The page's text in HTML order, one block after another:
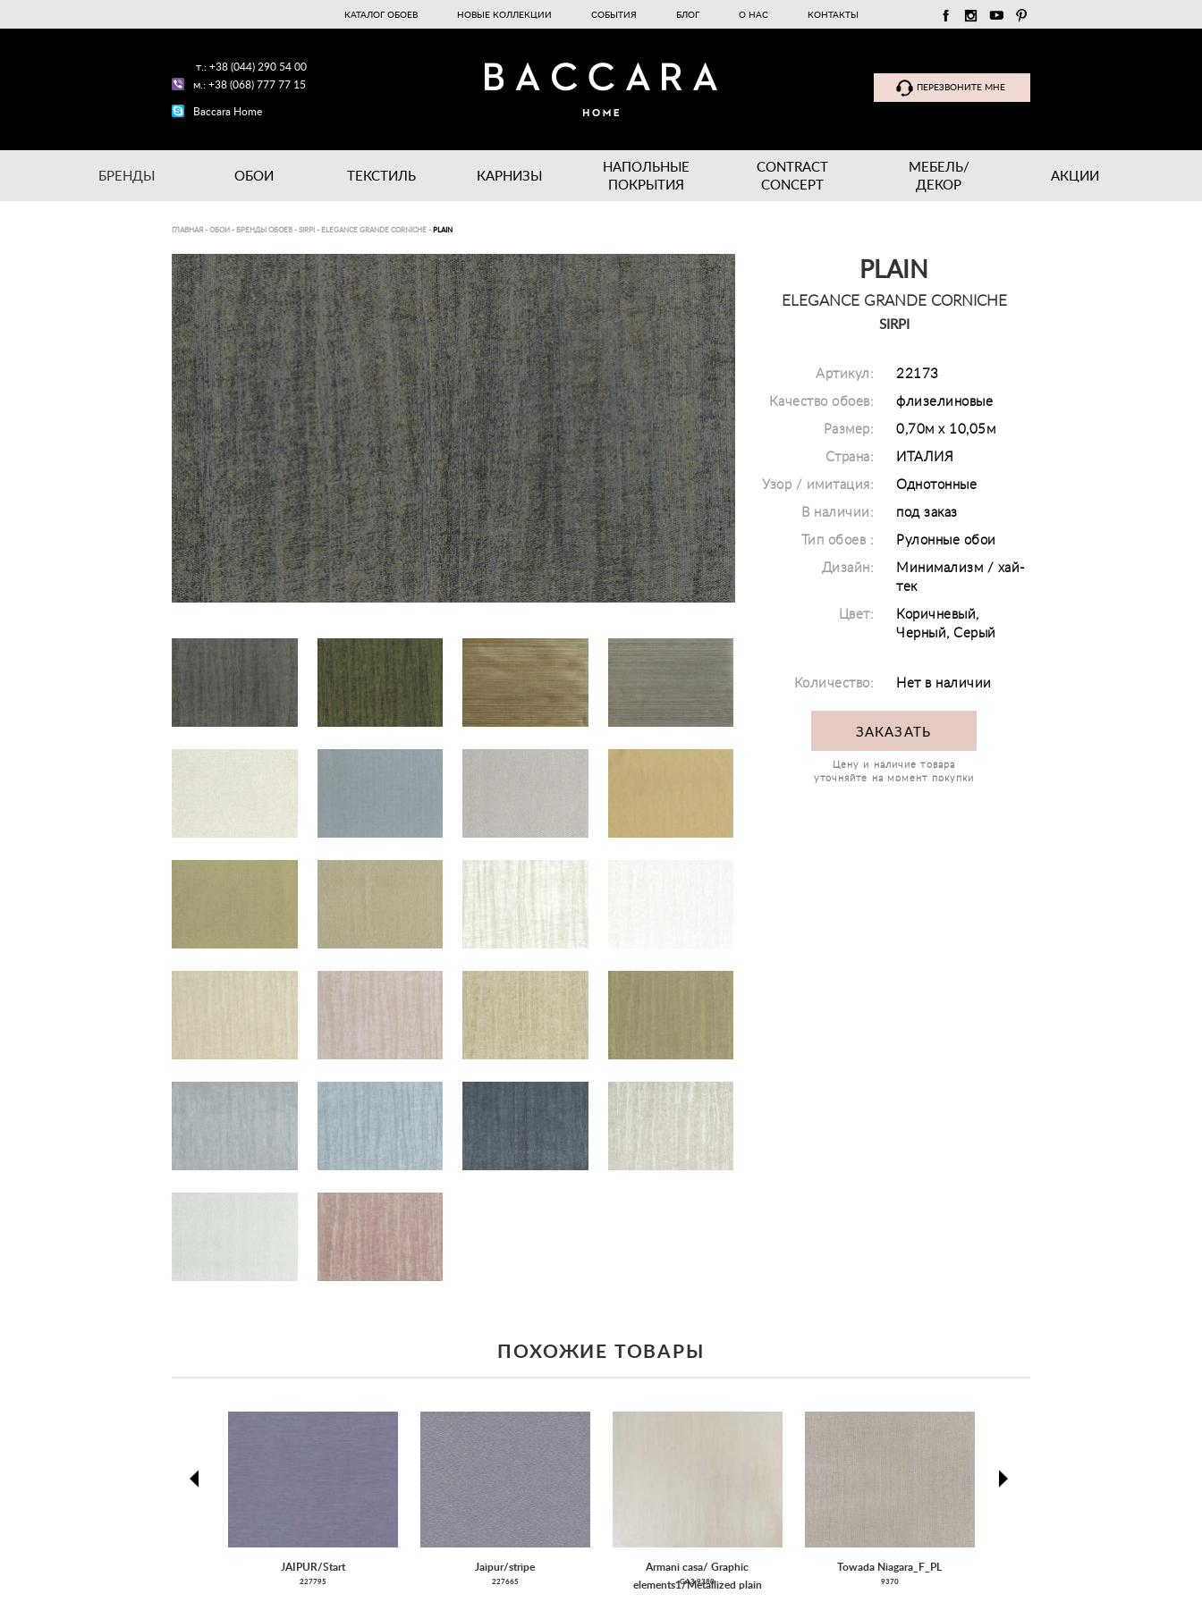
КАТАЛОГ ОБОЕВ НОВЫЕ КОЛЛЕКЦИИ СОБЫТИЯ БЛОГ О НАС КОНТАКТЫ
т.: +38 (044) 290 54 00
м.: +38 (068) 777 77 15
Baccara Home
ПЕРЕЗВОНИТЕ МНЕ
БРЕНДЫ ОБОИ ТЕКСТИЛЬ КАРНИЗЫ
НАПОЛЬНЫЕ
ПОКРЫТИЯ
CONTRACT
CONCEPT
МЕБЕЛЬ/
ДЕКОР
АКЦИИ
ГЛАВНАЯ - ОБОИ - БРЕНДЫ ОБОЕВ - SIRPI - ELEGANCE GRANDE CORNICHE - PLAIN
PLAIN
ELEGANCE GRANDE CORNICHE
SIRPI
Артикул: 22173
Качество обоев: флизелиновые
Размер: 0,70м х 10,05м
Страна: ИТАЛИЯ
Узор / имитация: Однотонные
В наличии: под заказ
Тип обоев : Рулонные обои
Дизайн:
Минимализм / хай-
тек
Цвет:
Коричневый,
Черный, Серый
Количество: Нет в наличии
ЗАКАЗАТЬ
Цену и наличие товара
уточняйте на момент покупки
ПОХОЖИЕ ТОВАРЫ
JAIPUR/Start
227795
Jaipur/stripe
227665
Armani casa/ Graphic
elements1/Metallized plain
GA3 9380
Towada Niagara_F_PL
9370